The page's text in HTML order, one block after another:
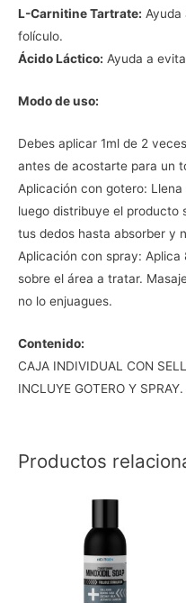
L-Carnitine Tartrate: Ayuda
folículo.
Ácido Láctico: Ayuda a
Modo de uso:
Debes aplicar 1ml de 2
antes de acostarte para un
Aplicación con gotero:
luego distribuye el producto
tus dedos hasta absorber y
Aplicación con spray: Aplica
sobre el área a tratar.
no lo enjuagues.
Contenido:
CAJA INDIVIDUAL CON
INCLUYE GOTERO Y SPRAY.
Productos